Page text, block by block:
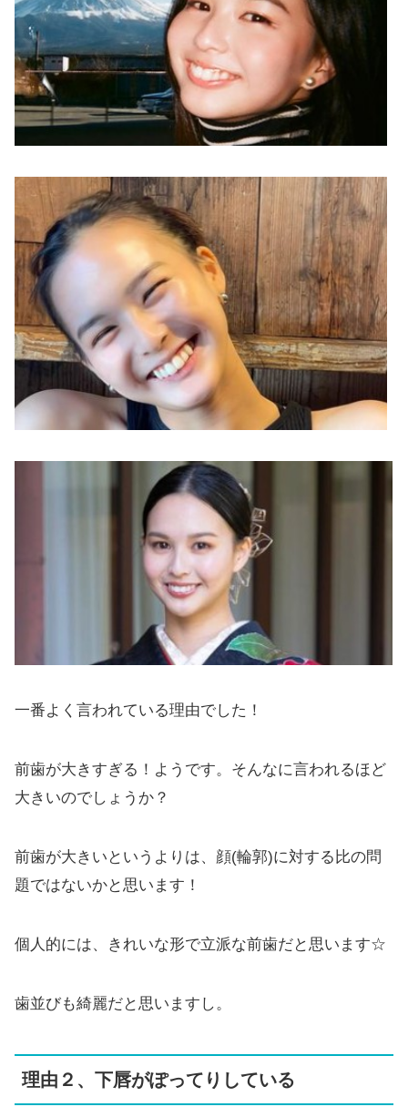
一番よく言われている理由でした！
前歯が大きすぎる！ようです。そんなに言われるほど
大きいのでしょうか？
前歯が大きいというよりは、顔(輪郭)に対する比の問
題ではないかと思います！
個人的には、きれいな形で立派な前歯だと思います☆
歯並びも綺麗だと思いますし。
理由２、下唇がぽってりしている